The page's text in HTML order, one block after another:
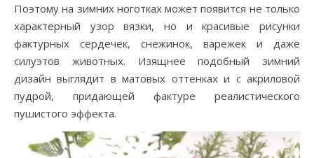
Поэтому на зимних ноготках может появится не только
характерный узор вязки, но и красивые рисунки
фактурных сердечек, снежинок, варежек и даже
силуэтов животных. Изящнее подобный зимний
дизайн выглядит в матовых оттенках и с акриловой
пудрой, придающей фактуре реалистического
пушистого эффекта.